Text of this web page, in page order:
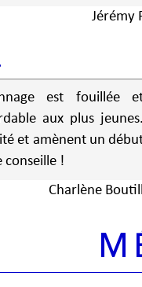
Jérémy
est fouillée
aux plus
et amènent un
conseille !
Charlène